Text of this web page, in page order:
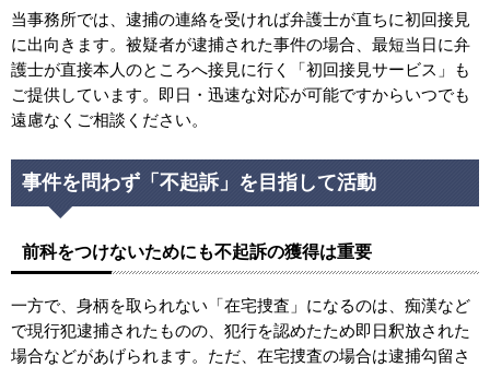
当事務所では、逮捕の連絡を受ければ弁護士が直ちに初回接見
に出向きます。被疑者が逮捕された事件の場合、最短当日に弁
護士が直接本人のところへ接見に行く「初回接見サービス」も
ご提供しています。即日・迅速な対応が可能ですからいつでも
遠慮なくご相談ください。
事件を問わず「不起訴」を目指して活動
前科をつけないためにも不起訴の獲得は重要
一方で、身柄を取られない「在宅捜査」になるのは、痴漢など
で現行犯逮捕されたものの、犯行を認めたため即日釈放された
場合などがあげられます。ただ、在宅捜査の場合は逮捕勾留さ